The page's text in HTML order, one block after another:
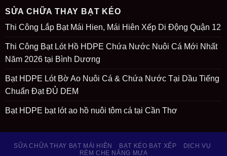
SỬA CHỮA THAY BẠT KÉO
Thi Công Lắp Bạt Mái Hien, Mái Hiên Xếp Di Động Quận 12
Thi Công Bạt Lót Hồ HDPE Chứa Nước Nuôi Cá Mới Nhất
Năm 2026 tại Bình Dương
Bạt HDPE Lót Bờ Ao Nuôi Cá & Chứa Nước Tại Dầu Tiếng
Chuẩn Đạt ĐỦ DEM
Bạt HDPE bạt lót ao hồ nuôi tôm cá tại Cần Thơ
SỮA CHỮA THAY BẠT MÁI HIÊN BẠT KÉO BẠT XẾP
DỊCH VỤ
RÈM CHE NẮNG MƯA